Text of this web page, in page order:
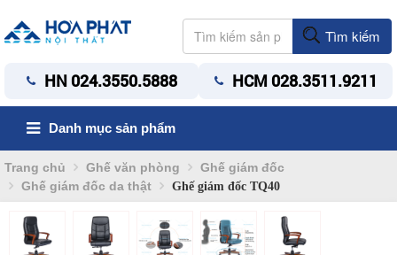
Tìm kiếm
HN 024.3550.5888 HCM 028.3511.9211
Danh mục sản phẩm
Trang chủ Ghế văn phòng
Ghế giám đốc
Ghế giám đốc da thật
Ghế giám đốc TQ40